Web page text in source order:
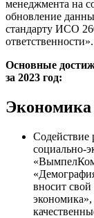
менеджмента на
обновление
стандарту ИСО
ответственности».
Основные
за 2023 год:
Экономика
Содействие
социально-
вносит